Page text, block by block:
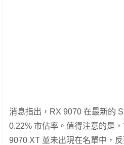
消息指出，RX 9070 在最新的
0.22% 市佔率。值得注意的是
9070 XT 並未出現在名單中，